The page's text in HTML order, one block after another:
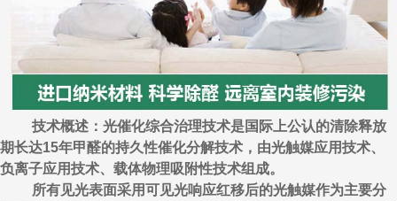
技术概述：光催化综合治理技术是国际上公认的清除释放
期长达15年甲醛的持久性催化分解技术，由光触媒应用技术、
负离子应用技术、载体物理吸附性技术组成。
所有见光表面采用可见光响应红移后的光触媒作为主要分